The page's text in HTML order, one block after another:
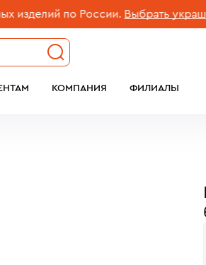
по России. Выбрать
КОМПАНИЯ ФИЛИАЛЫ